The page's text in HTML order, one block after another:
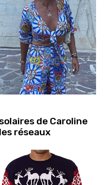
de Caroline
réseaux